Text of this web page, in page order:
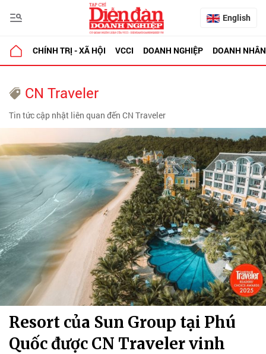
English
CHÍNH TRỊ - XÃ HỘI VCCI DOANH NGHIỆP DOANH NHÂN
CN Traveler
Tin tức cập nhật liên quan đến CN Traveler
Resort của Sun Group tại Phú
Quốc được CN Traveler vinh